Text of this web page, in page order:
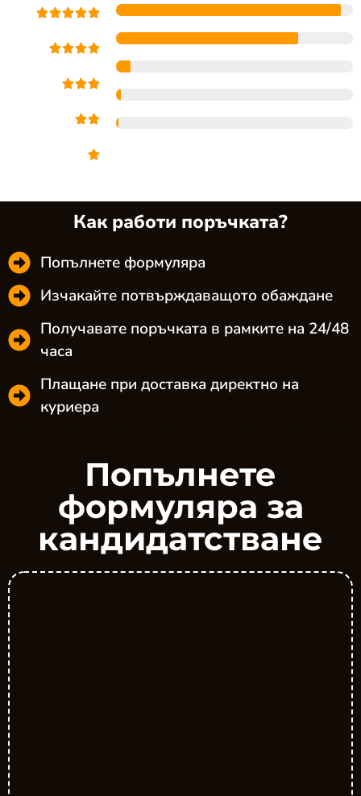
Как работи поръчката?
Попълнете формуляра
Изчакайте потвърждаващото обаждане
Получавате поръчката в рамките на 24/48
часа
Плащане при доставка директно на
куриера
Попълнете
формуляра за
кандидатстване